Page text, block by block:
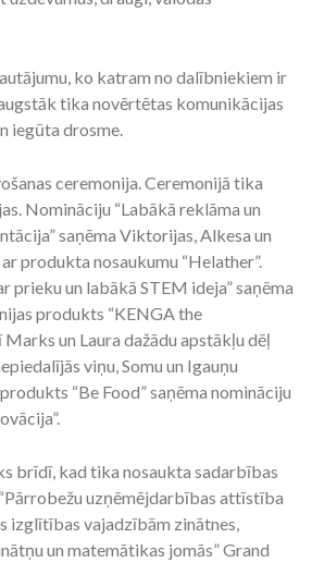
ko katram no dalībniekiem ir
tika novērtētas komunikācijas
iegūta drosme.
ceremonija. Ceremonijā tika
Nomināciju “Labākā reklāma un
saņēma Viktorijas, Alkesa un
produkta nosaukumu “Helather”.
prieku un labākā STEM ideja” saņēma
produkts “KENGA the
Marks un Laura dažādu apstākļu dēļ
viņu, Somu un Igauņu
“Be Food” saņēma nomināciju
brīdī, kad tika nosaukta sadarbības
uzņēmējdarbības attīstība
izglītības vajadzībām zinātnes,
un matemātikas jomās” Grand